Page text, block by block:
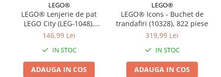
LEGO®
LEGO® Lenjerie de pat
LEGO City (LEG-1048),
140x200 cm
146,99 Lei
IN STOC
ADAUGA IN COS
LEGO®
LEGO® Icons - Buchet de
trandafiri (10328), 822 piese
319,99 Lei
IN STOC
ADAUGA IN COS